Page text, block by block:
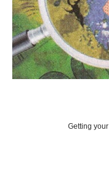
Getting your